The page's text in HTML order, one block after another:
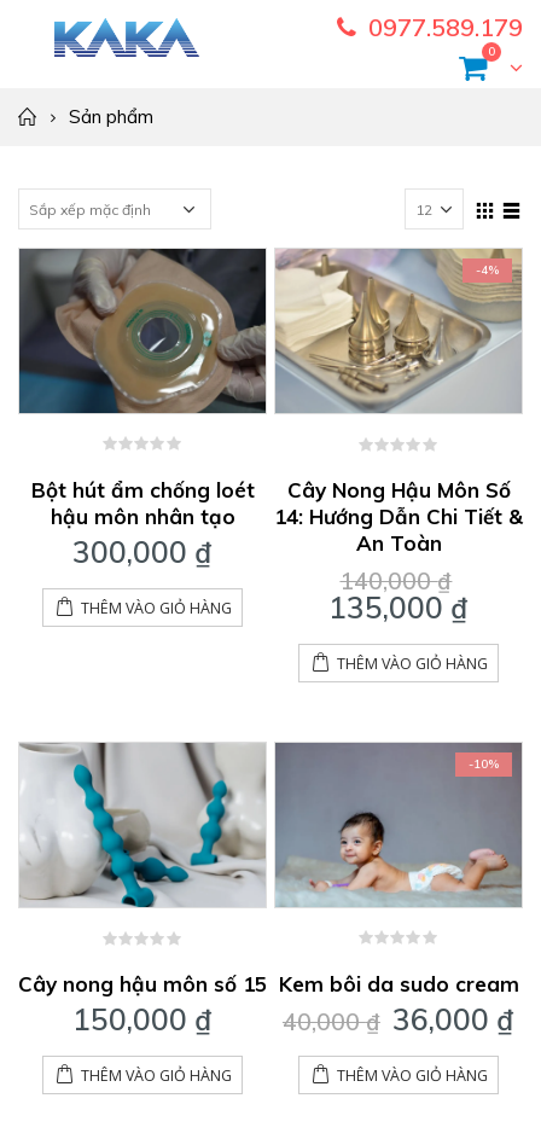
0977.589.179
0
Sản phẩm
out
of
5
Bột hút ẩm chống loét
hậu môn nhân tạo
300,000 ₫
THÊM VÀO GIỎ HÀNG
-4%
out
of
5
Cây Nong Hậu Môn Số
14: Hướng Dẫn Chi Tiết &
An Toàn
140,000₫
gốc
là:
135,000 ₫
hiện
tại
là:
THÊM VÀO GIỎ HÀNG
out
of
5
Cây nong hậu môn số 15
150,000 ₫
THÊM VÀO GIỎ HÀNG
-10%
out
of
Kem bôi da sudo cream
40,000₫ Giá
gốc
là:
40,000 ₫.
36,000 ₫
THÊM VÀO GIỎ HÀNG